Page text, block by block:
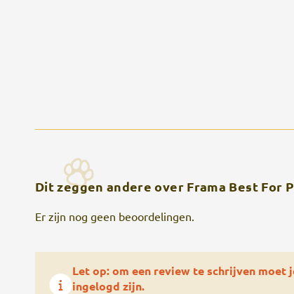
Dit zeggen andere over Frama Best For
Er zijn nog geen beoordelingen.
Let op: om een review te schrijven moet
ingelogd zijn.